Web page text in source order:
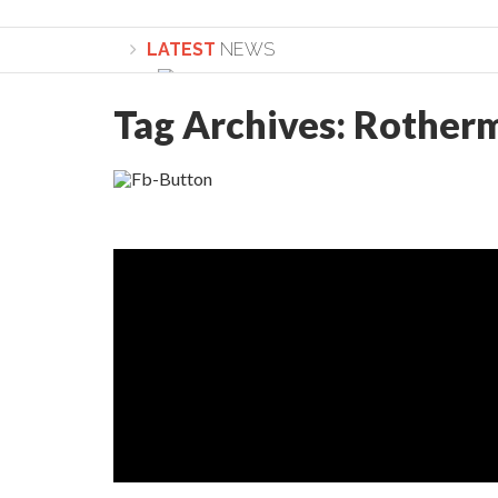
LATEST NEWS
Lepădarea de sine și urmarea lui Hristos.
Academia Română: 5G poate cauza
Tag Archives: